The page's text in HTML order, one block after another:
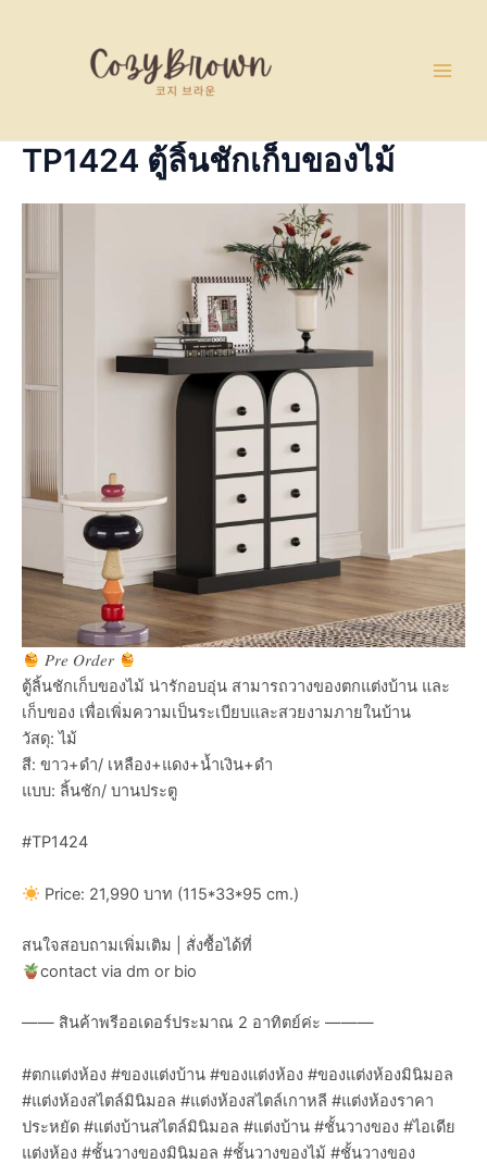
TP1424 ตู้ลิ้นชักเก็บของไม้
𝑃𝑟𝑒 𝑂𝑟𝑑𝑒𝑟
ตู้ลิ้นชักเก็บของไม้ น่ารักอบอุ่น สามารถวางของตกแต่งบ้าน และ
เก็บของ เพื่อเพิ่มความเป็นระเบียบและสวยงามภายในบ้าน
วัสดุ: ไม้
สี: ขาว+ดำ/ เหลือง+แดง+น้ำเงิน+ดำ
แบบ: ลิ้นชัก/ บานประตู
#TP1424
Price: 21,990 บาท (115*33*95 cm.)
สนใจสอบถามเพิ่มเติม | สั่งซื้อได้ที่
contact via dm or bio
—— สินค้าพรีออเดอร์ประมาณ 2 อาทิตย์ค่ะ ———
#ตกแต่งห้อง #ของแต่งบ้าน #ของแต่งห้อง #ของแต่งห้องมินิมอล
#แต่งห้องสไตล์มินิมอล #แต่งห้องสไตล์เกาหลี #แต่งห้องราคา
ประหยัด #แต่งบ้านสไตล์มินิมอล #แต่งบ้าน #ชั้นวางของ #ไอเดีย
แต่งห้อง #ชั้นวางของมินิมอล #ชั้นวางของไม้ #ชั้นวางของ